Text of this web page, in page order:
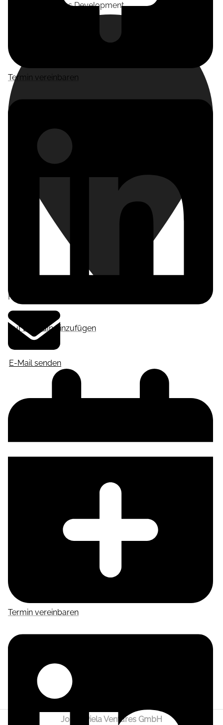
Termin vereinbaren
Auf LinkedIn hinzufügen
Head of Business Development
Frankfurt am Main
E-Mail senden
Termin vereinbaren
Jonas Piela Ventures GmbH